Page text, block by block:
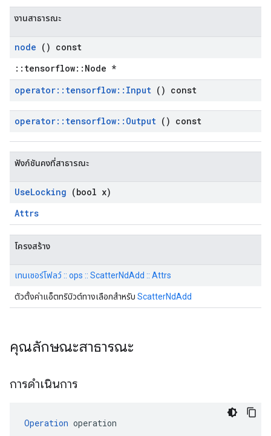
งานสาธารณะ
node () const
::tensorflow::Node *
operator:: tensorflow:: Input () const
operator:: tensorflow:: Output () const
ฟังก์ชันคงที่สาธารณะ
UseLocking (bool x)
Attrs
โครงสร้าง
เทนเซอร์โฟลว์ :: ops :: ScatterNdAdd :: Attrs
ตัวตั้งค่าแอ็ตทริบิวต์ทางเลือกสำหรับ ScatterNdAdd
คุณลักษณะสาธารณะ
การดำเนินการ
Operation operation